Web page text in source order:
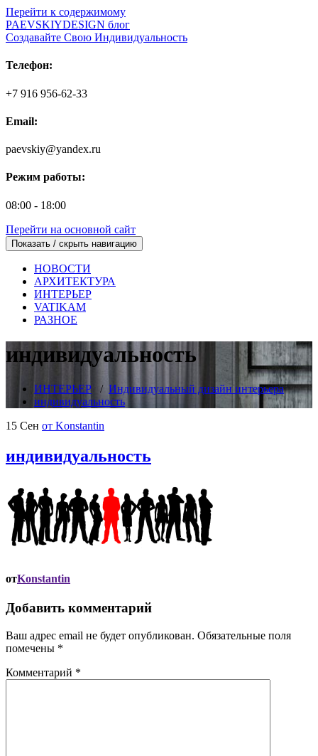
Перейти к содержимому
PAEVSKIYDESIGN блог
Создавайте Свою Индивидуальность
Телефон:
+7 916 956-62-33
Email:
paevskiy@yandex.ru
Режим работы:
08:00 - 18:00
Перейти на основной сайт
Показать / скрыть навигацию
НОВОСТИ
АРХИТЕКТУРА
ИНТЕРЬЕР
VATIKAM
РАЗНОЕ
индивидуальность
ИНТЕРЬЕР / Индивидуальный дизайн интерьера
индивидуальность
15 Сен от Konstantin
индивидуальность
отKonstantin
Добавить комментарий
Ваш адрес email не будет опубликован. Обязательные поля
помечены *
Комментарий *